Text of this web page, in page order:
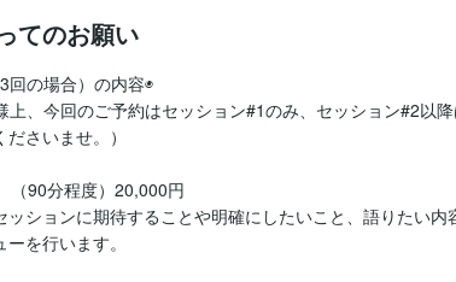
てのお願い
回の場合）の内容◉
上、今回のご予約はセッション#1のみ、セッション#2以
さいませ。）
90分程度）20,000円
ションに期待することや明確にしたいこと、語りたい内
を行います。